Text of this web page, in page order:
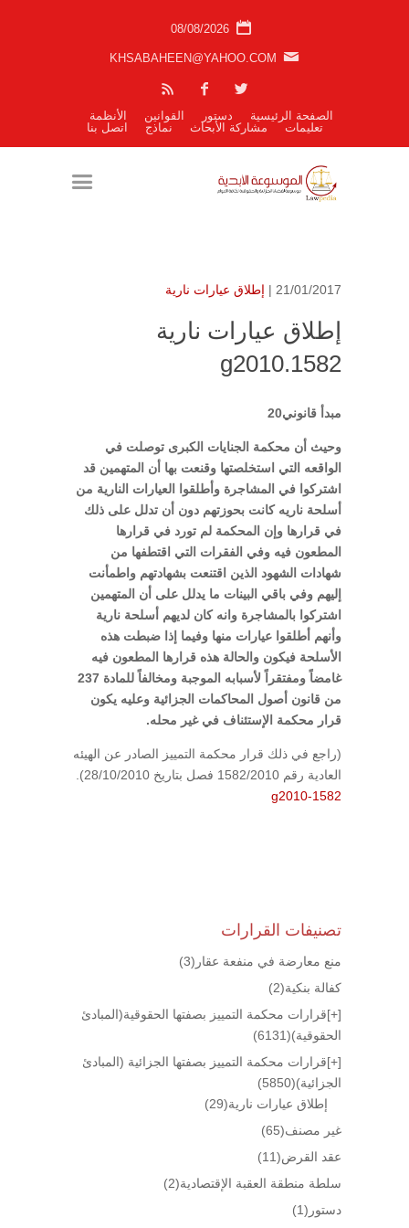
08/08/2026
KHSABAHEEN@YAHOO.COM
الصفحة الرئيسية دستور القوانين
الأنظمة
تعليمات
مشاركة الأبحاث نماذج اتصل بنا
21/01/2017 | إطلاق عيارات نارية
إطلاق عيارات نارية
g2010.1582
مبدأ قانوني20
وحيث أن محكمة الجنايات الكبرى توصلت في
الواقعه التي استخلصتها وقنعت بها أن المتهمين قد
اشتركوا في المشاجرة وأطلقوا العيارات النارية من
أسلحة ناريه كانت بحوزتهم دون أن تدلل على ذلك
في قرارها وإن المحكمة لم تورد في قرارها
المطعون فيه وفي الفقرات التي اقتطفها من
شهادات الشهود الذين اقتنعت بشهادتهم واطمأنت
إليهم وفي باقي البينات ما يدلل على أن المتهمين
اشتركوا بالمشاجرة وانه كان لديهم أسلحة نارية
وأنهم أطلقوا عيارات منها وفيما إذا ضبطت هذه
الأسلحة فيكون والحالة هذه قرارها المطعون فيه
غامضاً ومفتقراً لأسبابه الموجبة ومخالفاً للمادة 237
من قانون أصول المحاكمات الجزائية وعليه يكون
قرار محكمة الإستئناف في غير محله.
(راجع في ذلك قرار محكمة التمييز الصادر عن الهيئه
العادية رقم 1582/2010 فصل بتاريخ 28/10/2010).
g2010-1582
تصنيفات القرارات
منع معارضة في منفعة عقار (3)
كفالة بنكية(2)
[+]قرارات محكمة التمييز بصفتها الحقوقية(المبادئ
الحقوقية)(6131)
[+]قرارات محكمة التمييز بصفتها الجزائية (المبادئ
الجزائية)(5850)
إطلاق عيارات نارية(29)
غير مصنف(65)
عقد القرض(11)
سلطة منطقة العقبة الإقتصادية(2)
دستور (1)